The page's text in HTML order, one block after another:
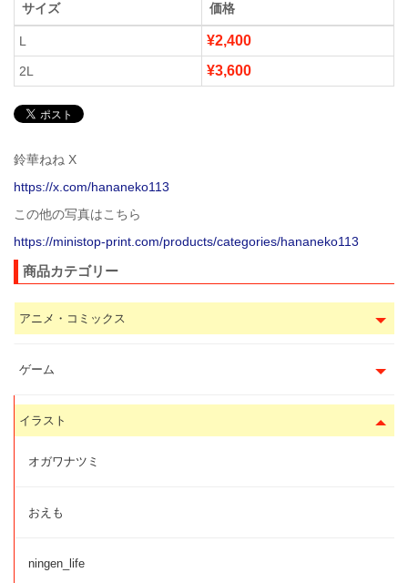
サイズ 価格
L ¥2,400
2L ¥3,600
鈴華ねね X
https://x.com/hananeko113
この他の写真はこちら
https://ministop-print.com/products/categories/hananeko113
商品カテゴリー
アニメ・コミックス
ゲーム
イラスト
オガワナツミ
おえも
ningen_life